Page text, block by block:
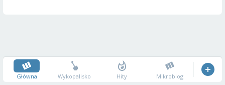
Główna Wykopalisko Hity Mikroblog